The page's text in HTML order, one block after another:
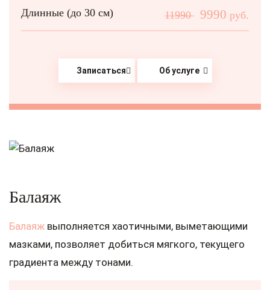
Длинные (до 30 см) 11990 9990 руб.
Записаться Об услуге
Балаяж
Балаяж выполняется хаотичными, выметающими
мазками, позволяет добиться мягкого, текущего
градиента между тонами.